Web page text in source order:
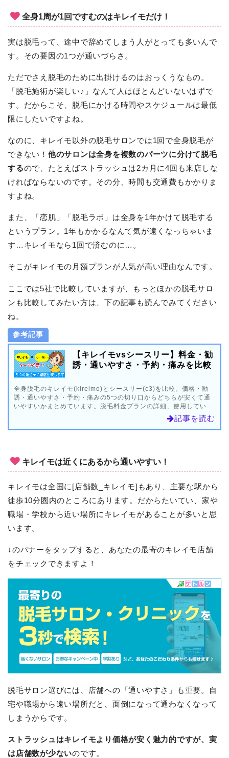
全身1周が1回ですむのはキレイモだけ！
実は脱毛って、途中で辞めてしまう人がとっても多いんで
す。その要因の1つが通いづらさ。
ただでさえ脱毛のために出掛けるのはおっくうなもの。
「脱毛施術が楽しい♪」なんて人はほとんどいないはずで
す。だからこそ、脱毛にかける時間やスケジュールは最低
限にしたいですよね。
なのに、キレイモ以外の脱毛サロンでは1回で全身脱毛が
できない！ 他のサロンは全身を複数のパーツに分けて脱毛
するので、たとえばストラッシュは2カ月に4回も来店しな
ければならないのです。その分、時間も交通費もかかりま
すよね。
また、「恋肌」「脱毛ラボ」は全身を1年かけて脱毛する
というプラン。1年もかかるなんて気が遠くなっちゃいま
す…キレイモなら1回で済むのに…。
そこがキレイモの月額プランが人気が高い理由なんです。
ここでは5社で比較していますが、もっとほかの脱毛サロ
ンも比較してみたい方は、下の記事も読んでみてください
ね。
参考記事
【キレイモvsシースリー】料金・勧
誘・通いやすさ・予約・痛みを比較
全身脱毛のキレイモ(kireimo)とシースリー(c3)を比較。価格・勧
誘・通いやすさ・予約・痛みの5つの切り口からどちらが安くて通
いやすいかまとめています。脱毛料金プランの詳細、使用している
機械の痛み、遅刻やキャンセルのペナルティなど細かいところまで
記事を読む
キレイモは近くにあるから通いやすい！
キレイモは全国に[店舗数_キレイモ]もあり、主要な駅から
徒歩10分圏内のところにあります。だからたいてい、家や
職場・学校から近い場所にキレイモがあることが多いと思
います。
↓のバナーをタップすると、あなたの最寄のキレイモ店舗
をチェックできますよ！
脱毛サロン選びには、店舗への「通いやすさ」も重要。自
宅や職場から遠い場所だと、面倒になって通わなくなって
しまうからです。
ストラッシュはキレイモより価格が安く魅力的ですが、実
は店舗数が少ないのです。